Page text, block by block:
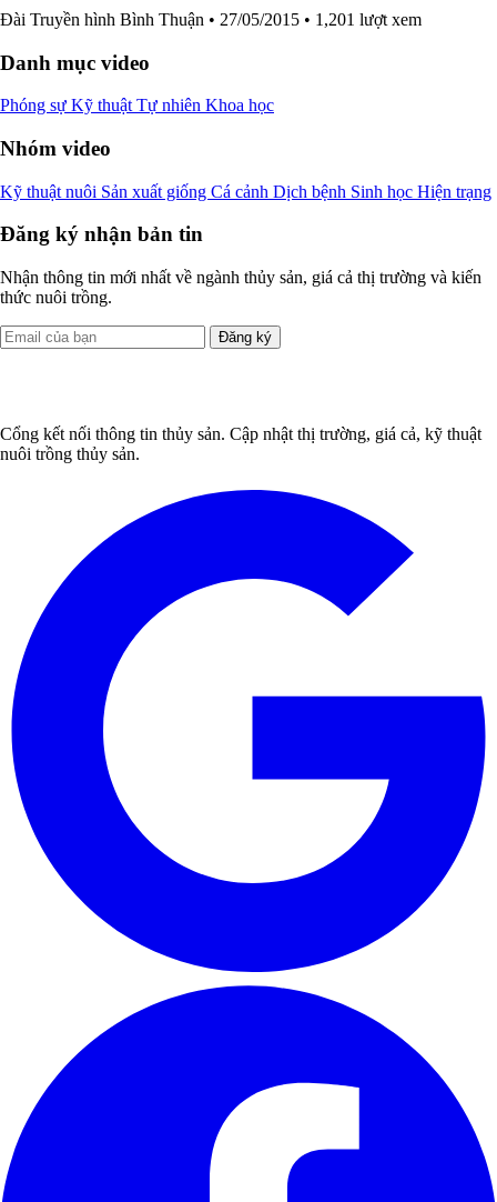
Đài Truyền hình Bình Thuận • 27/05/2015 • 1,201 lượt xem
Danh mục video
Phóng sự Kỹ thuật Tự nhiên Khoa học
Nhóm video
Kỹ thuật nuôi Sản xuất giống Cá cảnh Dịch bệnh Sinh học Hiện trạng
Đăng ký nhận bản tin
Nhận thông tin mới nhất về ngành thủy sản, giá cả thị trường và kiến
thức nuôi trồng.
Đăng ký
Cổng kết nối thông tin thủy sản. Cập nhật thị trường, giá cả, kỹ thuật
nuôi trồng thủy sản.